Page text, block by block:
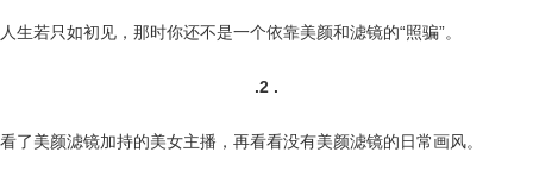
人生若只如初见，那时你还不是一个依靠美颜和滤镜的“照骗”。
.2 .
看了美颜滤镜加持的美女主播，再看看没有美颜滤镜的日常画风。